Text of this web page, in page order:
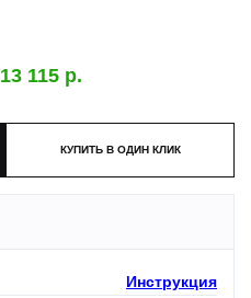
13 115
КУПИТЬ В ОДИН КЛИК
Инструкция